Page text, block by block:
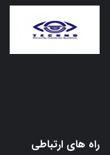
راه های ارتباطی